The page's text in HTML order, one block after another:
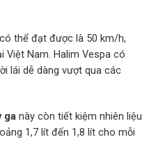
thể đạt được là 50 km/h,
Việt Nam. Halim Vespa có
lái dễ dàng vượt qua các
ga này còn tiết kiệm nhiên liệu
1,7 lít đến 1,8 lít cho mỗi